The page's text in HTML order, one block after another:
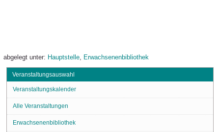
abgelegt unter: Hauptstelle, Erwachsenenbibliothek
Veranstaltungsauswahl
Veranstaltungskalender
Alle Veranstaltungen
Erwachsenenbibliothek